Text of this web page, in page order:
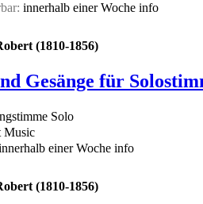
innerhalb einer Woche info
(1810-1856)
Gesänge für
Solo
Music
einer Woche info
(1810-1856)